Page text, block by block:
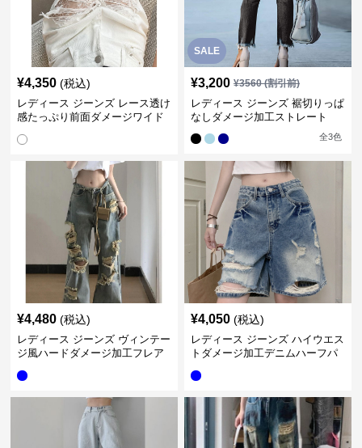
¥4,350 (税込)
レディース ジーンズ レース透け
感たっぷり前面ダメージワイド
SALE
¥3,200 ¥3560(割引前)
レディース ジーンズ 裾切りっぱ
なしダメージ加工ストレート
全3色
¥4,480 (税込)
レディース ジーンズ ヴィンテー
ジ風ハードダメージ加工フレア
¥4,050 (税込)
レディース ジーンズ ハイウエス
トダメージ加工デニムハーフパ